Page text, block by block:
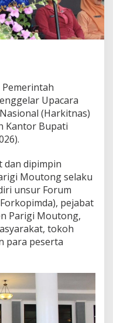
Pemerintah
Upacara
(Harkitnas)
Kantor Bupati
dan dipimpin
Moutong selaku
unsur Forum
pejabat
Parigi Moutong,
tokoh
para peserta